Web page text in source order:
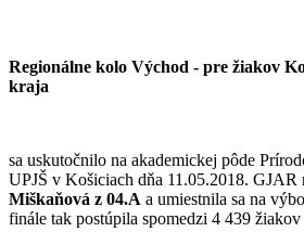
Regionálne kolo Východ - pre žiakov
kraja
sa uskutočnilo na akademickej pôde
UPJŠ v Košiciach dňa 11.05.2018. GJAR
Miškaňová z 04.A a umiestnila sa na
finále tak postúpila spomedzi 4 439